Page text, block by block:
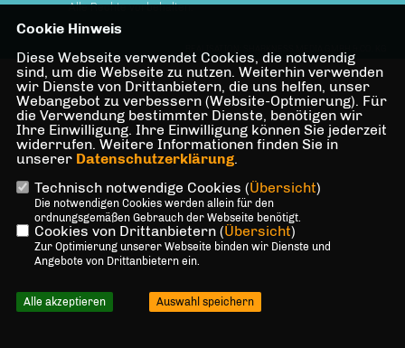
Alle Rechte vorbehalten.
Cookie Hinweis
Diese Webseite verwendet Cookies, die notwendig
sind, um die Webseite zu nutzen. Weiterhin verwenden
wir Dienste von Drittanbietern, die uns helfen, unser
Webangebot zu verbessern (Website-Optmierung). Für
die Verwendung bestimmter Dienste, benötigen wir
Ihre Einwilligung. Ihre Einwilligung können Sie jederzeit
widerrufen. Weitere Informationen finden Sie in
unserer Datenschutzerklärung.
Technisch notwendige Cookies (Übersicht)
Die notwendigen Cookies werden allein für den
ordnungsgemäßen Gebrauch der Webseite benötigt.
Cookies von Drittanbietern (Übersicht)
Zur Optimierung unserer Webseite binden wir Dienste und
Angebote von Drittanbietern ein.
Alle akzeptieren Auswahl speichern